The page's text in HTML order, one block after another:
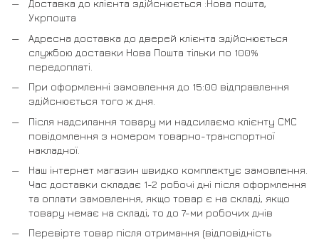
Доставка до клієнта здійснюється :Нова пошта,
Укрпошта
Адресна доставка до дверей клієнта здійснюється
службою доставки Нова Пошта тільки по 100%
передоплаті.
При оформленні замовлення до 15:00 відправлення
здійснюється того ж дня.
Після надсилання товару ми надсилаємо клієнту СМС
повідомлення з номером товарно-транспортної
накладної.
Наш інтернет магазин швидко комплектує замовлення.
Час доставки складає 1-2 робочі дні після оформлення
та оплати замовлення, якщо товар є на складі, якщо
товару немає на складі, то до 7-ми робочих днів
Перевірте товар після отримання (відповідність